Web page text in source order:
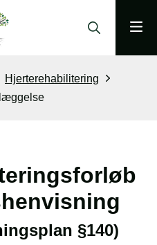
Hjerterehabilitering
§140)